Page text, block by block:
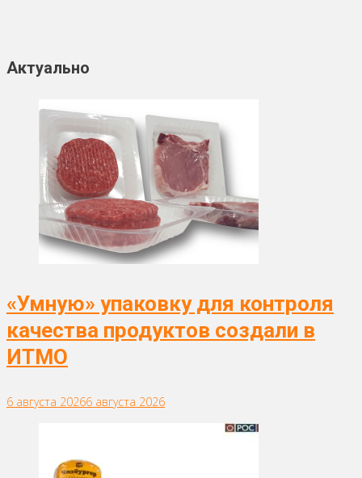
Актуально
«Умную» упаковку для контроля
качества продуктов создали в
ИТМО
6 августа 20266 августа 2026